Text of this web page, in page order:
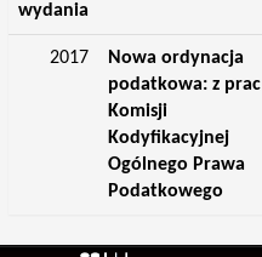
wydania
2017
Nowa ordynacja
podatkowa: z prac
Komisji
Kodyfikacyjnej
Ogólnego Prawa
Podatkowego